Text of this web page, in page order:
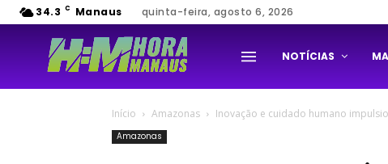
34.3 C Manaus quinta-feira, agosto 6, 2026
NOTÍCIAS
Início Amazonas Inovação e cuidado humano
Amazonas